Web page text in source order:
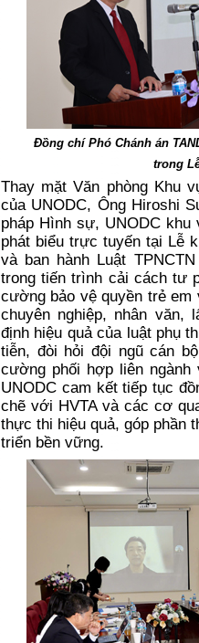
Đồng chí Phó Chánh án
trong
Thay mặt Văn phòng Khu
của UNODC, Ông Hiroshi
pháp Hình sự, UNODC
phát biểu trực tuyến tại Lễ
và ban hành Luật
trong tiến trình cải cách tư
cường bảo vệ quyền trẻ
chuyên nghiệp, nhân văn,
định hiệu quả của luật phụ
tiễn, đòi hỏi đội ngũ cán
cường phối hợp liên
UNODC cam kết tiếp tục
chẽ với HVTA và các cơ
thực thi hiệu quả, góp phần
triển bền vững.